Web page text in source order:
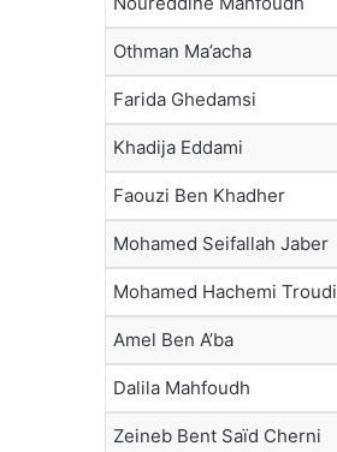
Othman Ma’acha
Farida Ghedamsi
Khadija Eddami
Faouzi Ben Khadher
Mohamed Seifallah Jaber
Mohamed Hachemi Troudi
Amel Ben A’ba
Dalila Mahfoudh
Zeineb Bent Saïd Cherni